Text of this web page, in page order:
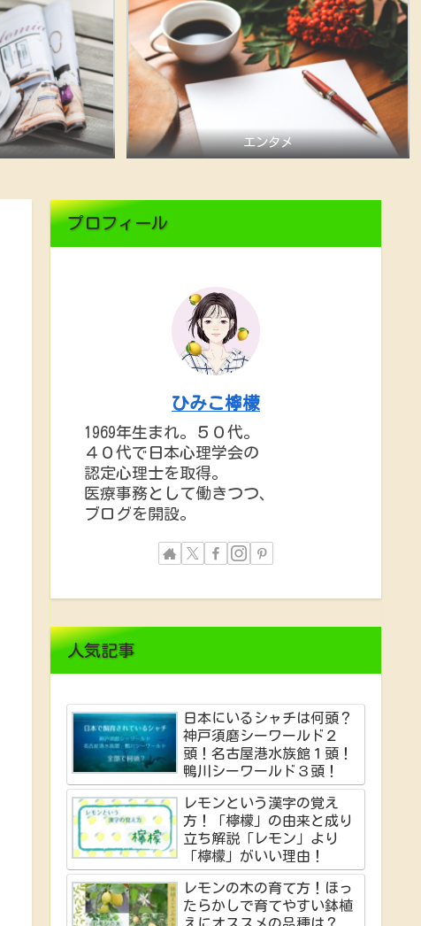
エンタメ
プロフィール
ひみこ檸檬
1969年生まれ。５０代。
４０代で日本心理学会の
認定心理士を取得。
医療事務として働きつつ、
ブログを開設。
人気記事
日本にいるシャチは何頭？
神戸須磨シーワールド２
頭！名古屋港水族館１頭！
鴨川シーワールド３頭！
レモンという漢字の覚え
方！「檸檬」の由来と成り
立ち解説「レモン」より
「檸檬」がいい理由！
レモンの木の育て方！ほっ
たらかしで育てやすい鉢植